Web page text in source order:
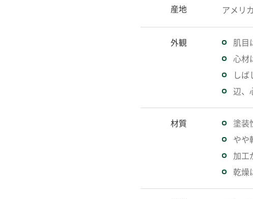
産地 アメリ
外観
肌目
心材
しば
辺、
材質
塗装
やや
加工
乾燥